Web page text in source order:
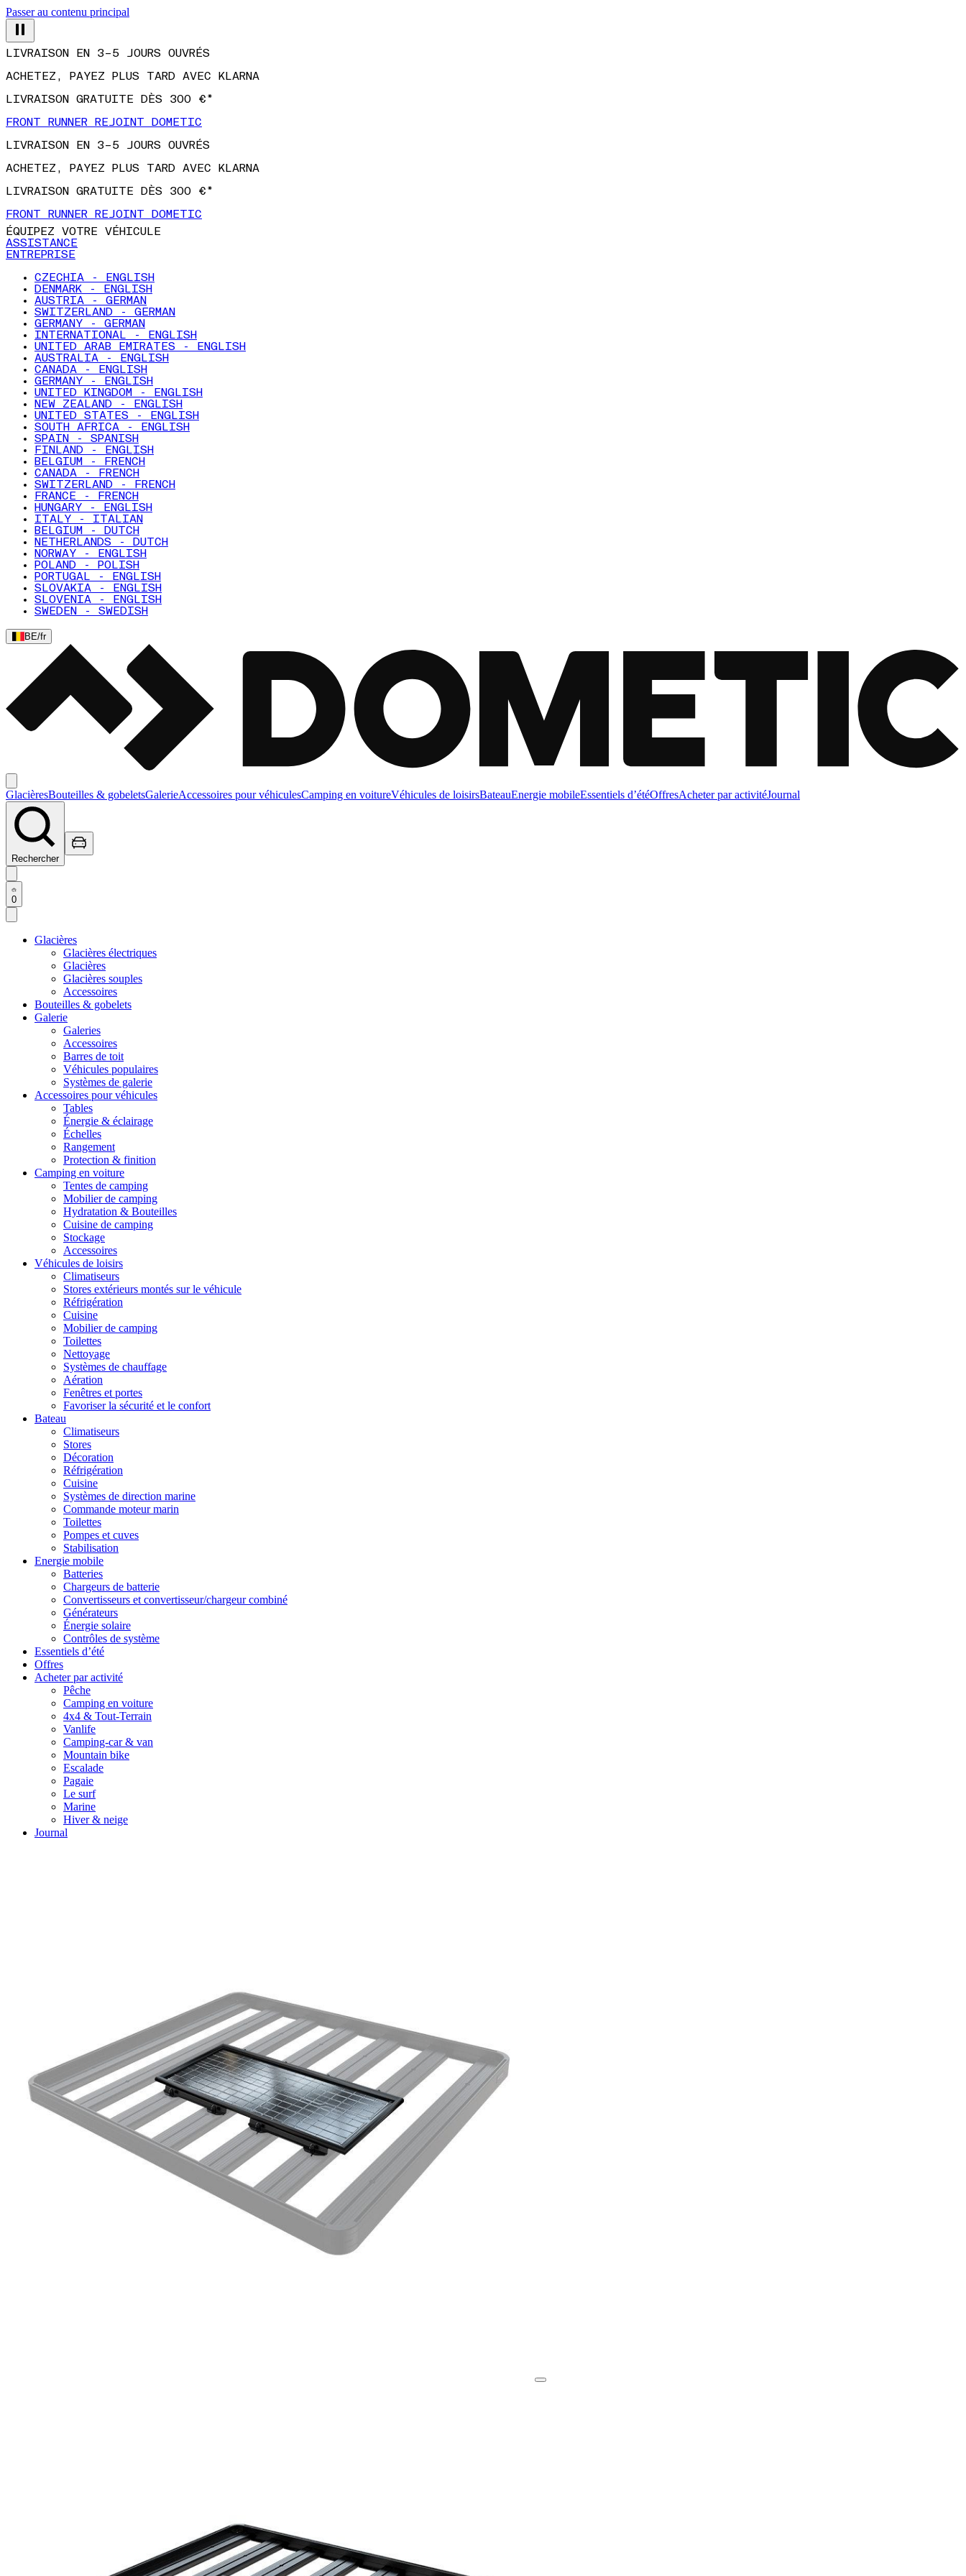
Passer au contenu principal
LIVRAISON EN 3–5 JOURS OUVRÉS
ACHETEZ, PAYEZ PLUS TARD AVEC KLARNA
LIVRAISON GRATUITE DÈS 300 €*
FRONT RUNNER REJOINT DOMETIC
LIVRAISON EN 3–5 JOURS OUVRÉS
ACHETEZ, PAYEZ PLUS TARD AVEC KLARNA
LIVRAISON GRATUITE DÈS 300 €*
FRONT RUNNER REJOINT DOMETIC
ÉQUIPEZ VOTRE VÉHICULE
ASSISTANCE
ENTREPRISE
CZECHIA - ENGLISH
DENMARK - ENGLISH
AUSTRIA - GERMAN
SWITZERLAND - GERMAN
GERMANY - GERMAN
INTERNATIONAL - ENGLISH
UNITED ARAB EMIRATES - ENGLISH
AUSTRALIA - ENGLISH
CANADA - ENGLISH
GERMANY - ENGLISH
UNITED KINGDOM - ENGLISH
NEW ZEALAND - ENGLISH
UNITED STATES - ENGLISH
SOUTH AFRICA - ENGLISH
SPAIN - SPANISH
FINLAND - ENGLISH
BELGIUM - FRENCH
CANADA - FRENCH
SWITZERLAND - FRENCH
FRANCE - FRENCH
HUNGARY - ENGLISH
ITALY - ITALIAN
BELGIUM - DUTCH
NETHERLANDS - DUTCH
NORWAY - ENGLISH
POLAND - POLISH
PORTUGAL - ENGLISH
SLOVAKIA - ENGLISH
SLOVENIA - ENGLISH
SWEDEN - SWEDISH
BE/fr
GlacièresBouteilles & gobeletsGalerieAccessoires pour véhiculesCamping en voitureVéhicules de loisirsBateauEnergie mobileEssentiels d’étéOffresAcheter par activitéJournal
Rechercher
0
Glacières
Glacières électriques
Glacières
Glacières souples
Accessoires
Bouteilles & gobelets
Galerie
Galeries
Accessoires
Barres de toit
Véhicules populaires
Systèmes de galerie
Accessoires pour véhicules
Tables
Énergie & éclairage
Échelles
Rangement
Protection & finition
Camping en voiture
Tentes de camping
Mobilier de camping
Hydratation & Bouteilles
Cuisine de camping
Stockage
Accessoires
Véhicules de loisirs
Climatiseurs
Stores extérieurs montés sur le véhicule
Réfrigération
Cuisine
Mobilier de camping
Toilettes
Nettoyage
Systèmes de chauffage
Aération
Fenêtres et portes
Favoriser la sécurité et le confort
Bateau
Climatiseurs
Stores
Décoration
Réfrigération
Cuisine
Systèmes de direction marine
Commande moteur marin
Toilettes
Pompes et cuves
Stabilisation
Energie mobile
Batteries
Chargeurs de batterie
Convertisseurs et convertisseur/chargeur combiné
Générateurs
Énergie solaire
Contrôles de système
Essentiels d’été
Offres
Acheter par activité
Pêche
Camping en voiture
4x4 & Tout-Terrain
Vanlife
Camping-car & van
Mountain bike
Escalade
Pagaie
Le surf
Marine
Hiver & neige
Journal